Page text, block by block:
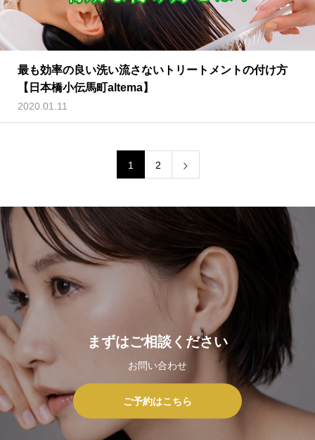
最も効率の良い洗い流さないトリートメントの付け方
【日本橋小伝馬町altema】
2020.01.11
1 2
まずはご相談ください
お問い合わせ
ご予約はこちら